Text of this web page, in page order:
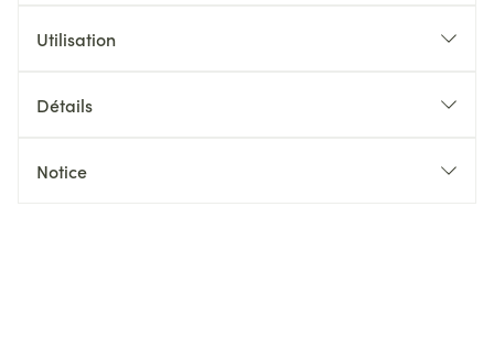
Utilisation
Détails
Notice